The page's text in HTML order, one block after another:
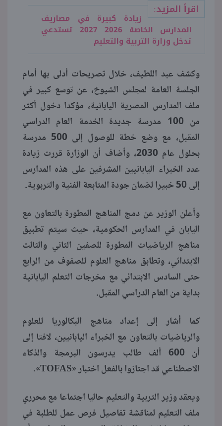
اقرأ المزيد:
زيادة كبيرة في مصاريف
المدارس الخاصة 2026 2027 تستدعي
تدخل وزارة التربية والتعليم
وكشف عبد اللطيف، خلال تصريحات أدلى بها أمام
الجلسة العامة لمجلس الشيوخ، عن توسع كبير في
ملف المدارس المصرية اليابانية، مؤكدا دخول أكثر
من 100 مدرسة جديدة الخدمة العام الدراسي
المقبل، مع وضع خطة للوصول إلى 500 مدرسة
بحلول عام 2030، وأضاف أن الوزارة قررت زيادة
عدد الخبراء اليابانيين المشرفين على هذه المدارس
إلى 50 خبيرا لضمان جودة المتابعة الفنية والتربوية.
وأعلن الوزير عن دمج المناهج المطورة بالتعاون مع
اليابان في المدارس الحكومية، حيث سيتم تطبيق
مناهج الرياضيات المطورة للصفين الثاني والثالث
الابتدائي، وتطابق مناهج العلوم للصفوف من الرابع
حتى السادس الابتدائي مع مخرجات التعلم اليابانية
بداية من العام الدراسي المقبل.
كما أشار إلى إعداد مناهج البكالوريا للعلوم
والرياضيات بالتعاون مع الخبراء اليابانيين، لافتا إلى
أن 600 ألف طالب يدرسون البرمجة والذكاء
الاصطناعي قد اجتازوا بالفعل اختبار «TOFAS».
ويعقد وزير التربية والتعليم حاليا اجتماعا مع محرري
ملف التعليم لمناقشة تفاصيل فرص عمل للطلبة في